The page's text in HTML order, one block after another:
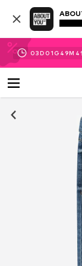
03D 01 G 49M